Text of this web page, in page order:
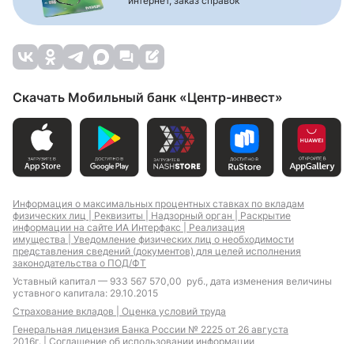
Скачать Мобильный банк «Центр-инвест»
Информация о максимальных процентных ставках по вкладам
физических лиц | Реквизиты | Надзорный орган | Раскрытие
информации на сайте ИА Интерфакс | Реализация
имущества | Уведомление физических лиц о необходимости
представления сведений (документов) для целей исполнения
законодательства о ПОД/ФТ
Уставный капитал — 933 567 570,00 руб., дата изменения величины
уставного капитала: 29.10.2015
Страхование вкладов | Оценка условий труда
Генеральная лицензия Банка России № 2225 от 26 августа
2016г. | Соглашение об использовании информации